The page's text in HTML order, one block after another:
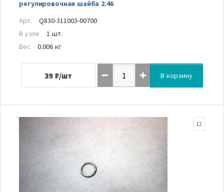
регулировочная шайба 2.46
Арт.
Q830-311003-00700
В узле
1 шт.
Вес
0.006 кг
39 ₽/шт В корзину
12